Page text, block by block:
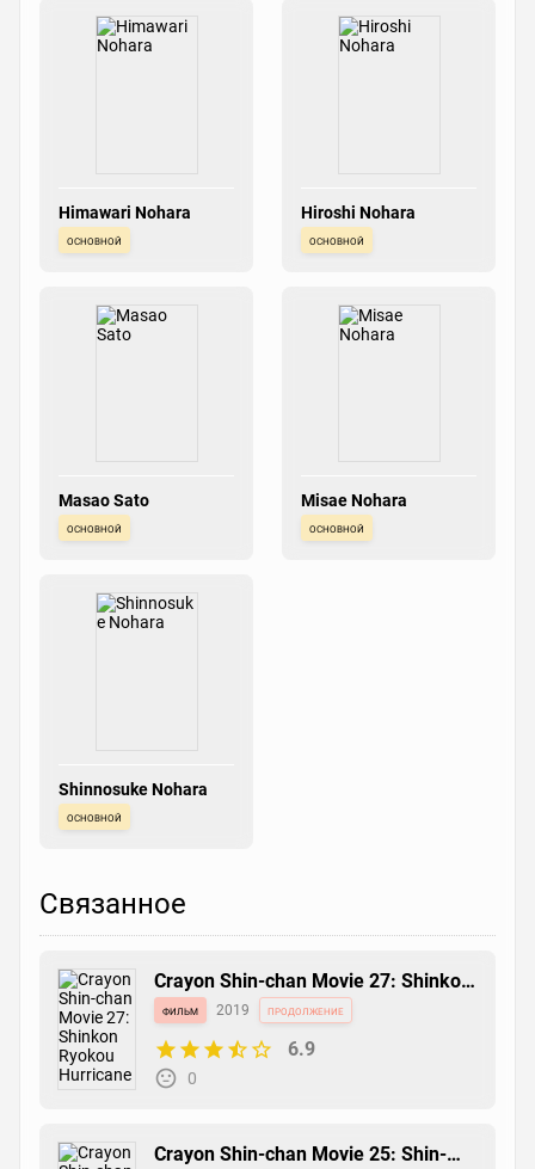
Himawari Nohara
основной
Hiroshi Nohara
основной
Masao Sato
основной
Misae Nohara
основной
Shinnosuke Nohara
основной
Связанное
Crayon Shin-chan Movie 27: Shinkon
Ryokou Hurricane - Ushinawareta
Hiroshi
фильм 2019 продолжение
6.9
0
Crayon Shin-chan Movie 25: Shin-